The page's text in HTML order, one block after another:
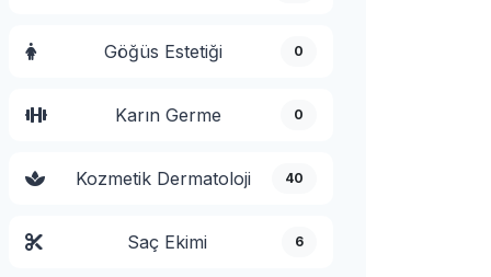
Göğüs Estetiği 0
Karın Germe 0
Kozmetik Dermatoloji 40
Saç Ekimi 6